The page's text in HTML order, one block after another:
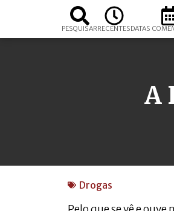
PESQUISARRECENTESDATAS
A
Drogas